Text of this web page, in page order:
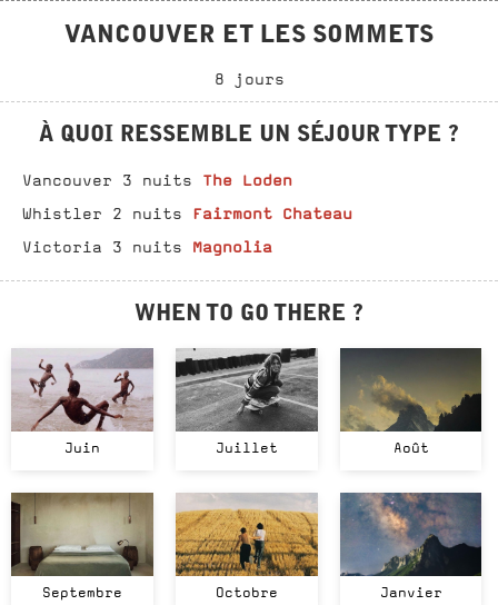
VANCOUVER ET LES SOMMETS
8 jours
À QUOI RESSEMBLE UN SÉJOUR TYPE ?
Vancouver 3 nuits The Loden
Whistler 2 nuits Fairmont Chateau
Victoria 3 nuits Magnolia
WHEN TO GO THERE ?
Juin Juillet Août
Septembre Octobre Janvier